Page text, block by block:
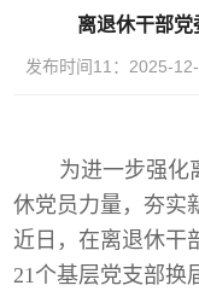
离退休干部
发布时间11：2025-
为进一步强化
休党员力量，夯实
近日，在离退休干
21 个基层党支部换